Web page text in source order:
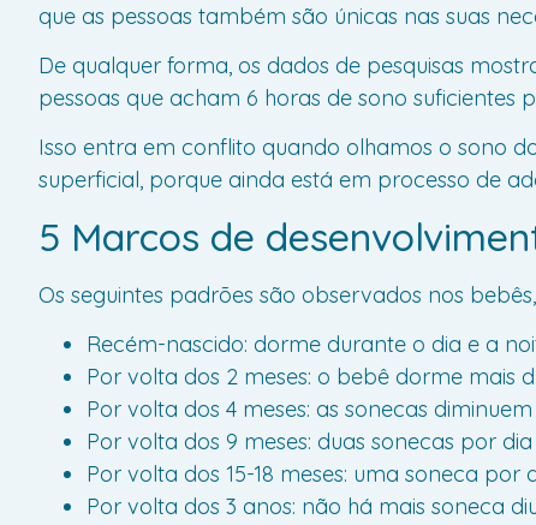
que as pessoas também são únicas nas suas
De qualquer forma, os dados de pesquisas
pessoas que acham 6 horas de sono suficientes
Isso entra em conflito quando olhamos o sono
superficial, porque ainda está em processo de
5 Marcos de
Os seguintes padrões são observados nos
Recém-nascido: dorme durante o dia e a
Por volta dos 2 meses: o bebê dorme mais
Por volta dos 4 meses: as sonecas
Por volta dos 9 meses: duas sonecas por dia
Por volta dos 15-18 meses: uma soneca por
Por volta dos 3 anos: não há mais soneca